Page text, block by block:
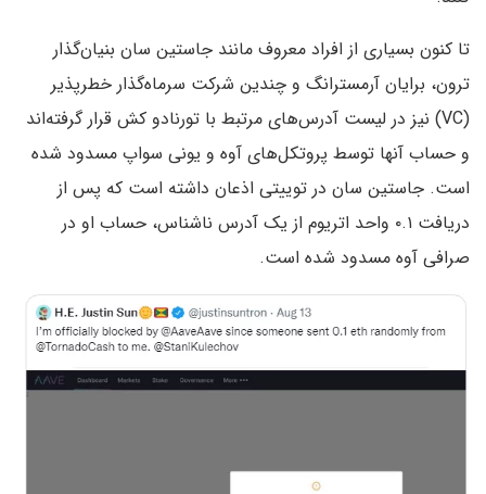
تا کنون بسیاری از افراد معروف مانند جاستین سان بنیان‌گذار
ترون، برایان آرمسترانگ و چندین شرکت سرماه‌گذار خطر‌پذیر
(VC) نیز در لیست آدرس‌های مرتبط با تورنادو کش قرار گرفته‌‌اند
و حساب آنها توسط پروتکل‌های آوه و یونی سواپ مسدود شده
است. جاستین سان در توییتی اذعان داشته است که پس از
دریافت ۰.۱ واحد اتریوم از یک آدرس ناشناس، حساب او در
صرافی آوه مسدود شده است.